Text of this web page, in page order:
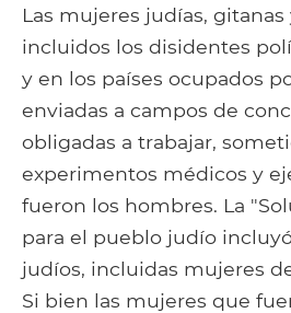
Las mujeres judías,
incluidos los disidentes
y en los países ocupados
enviadas a campos de
obligadas a trabajar,
experimentos médicos y
fueron los hombres. La
para el pueblo judío
judíos, incluidas mujeres
Si bien las mujeres que